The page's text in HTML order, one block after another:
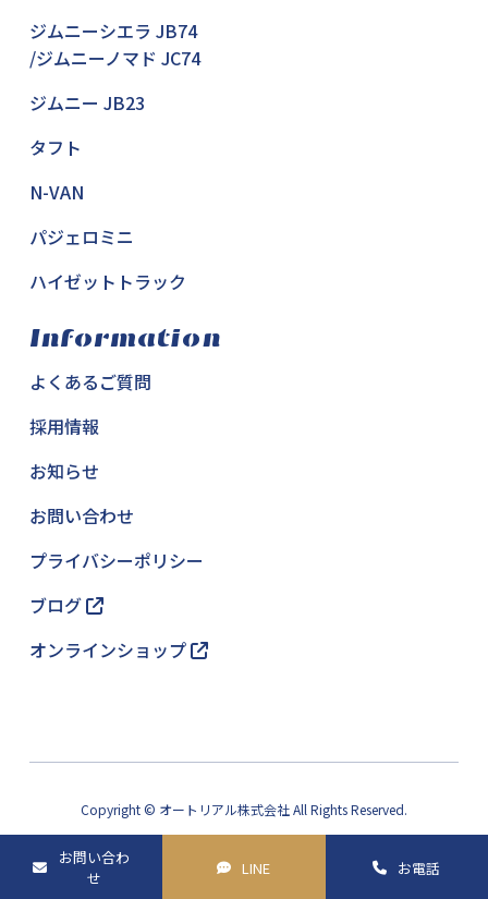
お問い合わ
せ
LINE お電話
ジムニーシエラ JB74
/ジムニーノマド JC74
ジムニー JB23
タフト
N-VAN
パジェロミニ
ハイゼットトラック
Information
よくあるご質問
採用情報
お知らせ
お問い合わせ
プライバシーポリシー
ブログ
オンラインショップ
Copyright © オートリアル株式会社 All Rights Reserved.